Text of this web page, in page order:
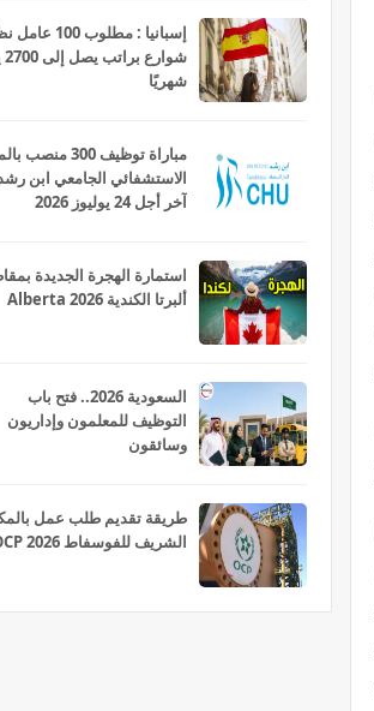
إسبانيا : مطلوب
شهريًا
مباراة توظيف 300
الاستشفائي الجامعي ابن
آخر أجل 24 يوليوز 2026
استمارة الهجرة الجديدة
ألبرتا الكندية Alberta 2026
السعودية 2026.. فتح باب
التوظيف للمعلمون وإداريون
وسائقون
طريقة تقديم طلب عمل
الشريف للفوسفاط OCP 2026